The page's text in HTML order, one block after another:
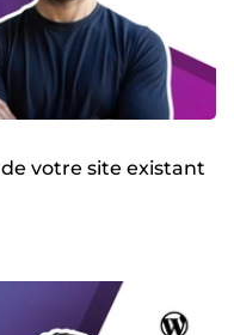
votre site existant